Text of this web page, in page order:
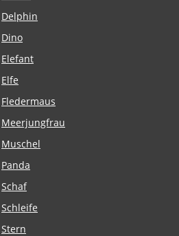
Delphin
Dino
Elefant
Elfe
Fledermaus
Meerjungfrau
Muschel
Panda
Schaf
Schleife
Stern